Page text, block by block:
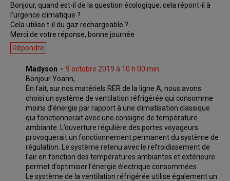
Bonjour, quand est-il de la question écologique, cela répont-il à
l’urgence climatique ?
Cela utilise t-il du gaz rechargeable ?
Merci de votre réponse, bonne journée
Répondre
Madyson
9 octobre 2019 à 10 h 00 min
Bonjour Yoann,
En fait, sur nos matériels RER de la ligne A, nous avons
choisi un système de ventilation réfrigérée qui consomme
moins d’énergie par rapport à une climatisation classique
qui fonctionnerait avec une consigne de température
ambiante. L’ouverture régulière des portes voyageurs
provoquerait un fonctionnement permanent du système de
régulation. Le système retenu avec le refroidissement de
l’air en fonction des températures ambiantes et extérieure
permet d’optimiser l’énergie électrique consommées.
Le système de la ventilation réfrigérée utilise également un